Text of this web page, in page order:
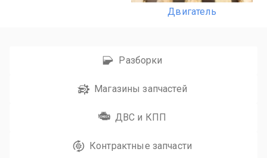
Двигатель
Разборки
Магазины запчастей
ДВС и КПП
Контрактные запчасти